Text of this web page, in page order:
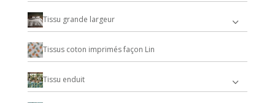
Tissu grande largeur
Tissus coton imprimés façon Lin
Tissu enduit